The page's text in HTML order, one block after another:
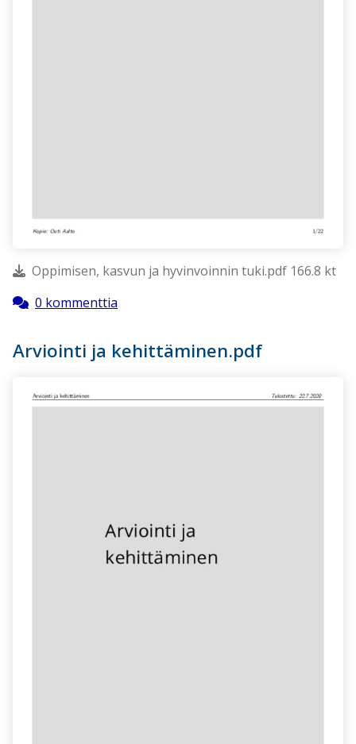
Oppimisen, kasvun ja hyvinvoinnin tuki.pdf 166.8 kt
0 kommenttia
Arviointi ja kehittäminen.pdf